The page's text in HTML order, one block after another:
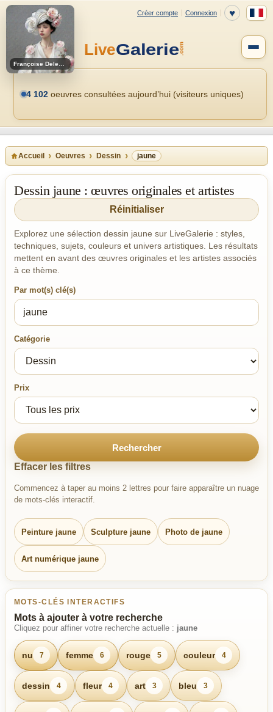
4 102 oeuvres consultées aujourd’hui (visiteurs uniques)
Accueil Oeuvres Dessin jaune
Dessin jaune : œuvres originales et artistes
Réinitialiser
Explorez une sélection dessin jaune sur LiveGalerie : styles,
techniques, sujets, couleurs et univers artistiques. Les résultats
mettent en avant des œuvres originales et les artistes associés
à ce thème.
Par mot(s) clé(s)
Catégorie
Prix
Rechercher
Effacer les filtres
Commencez à taper au moins 2 lettres pour faire apparaître un nuage
de mots-clés interactif.
Peinture jaune Sculpture jaune Photo de jaune
Art numérique jaune
MOTS-CLÉS INTERACTIFS
Mots à ajouter à votre recherche
Cliquez pour affiner votre recherche actuelle : jaune
nu 7 femme 6 rouge 5 couleur 4
dessin 4 fleur 4 art 3 bleu 3